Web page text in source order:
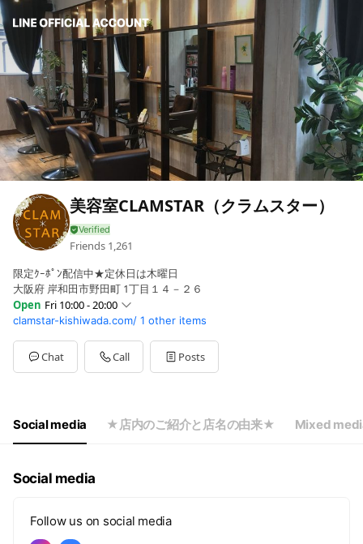
美容室CLAMSTAR（クラムスター）
Friends 1,261
限定ｸｰﾎﾟﾝ配信中★定休日は木曜日
大阪府 岸和田市野田町 1丁目１４－２６
Open Fri 10:00 - 20:00
Sun10:00 - 20:00
Mon10:00 - 20:00
Tue10:00 - 20:00
Wed10:00 - 20:00
10:00 - 20:00
基本的に定休日は木曜日ですが、日によっては営業しております。
clamstar-kishiwada.com/ 1 other items
Chat Call Posts
Social media ★店内のご紹介と店名の由来★ Mixed
Social media
Follow us on social media